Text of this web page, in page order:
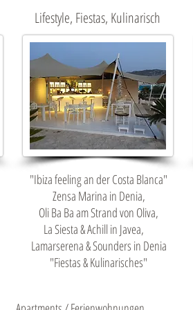
Lifestyle, Fiestas, Kulinarisch
"Ibiza feeling an der Costa Blanca"
Zensa Marina in Denia,
Oli Ba Ba am Strand von Oliva,
La Siesta & Achill in Javea,
Lamarserena & Sounders in Denia
"Fiestas & Kulinarisches"